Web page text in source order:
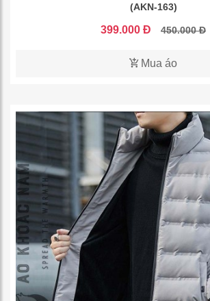
(AKN-163)
399.000 Đ 450.000 Đ
Mua áo